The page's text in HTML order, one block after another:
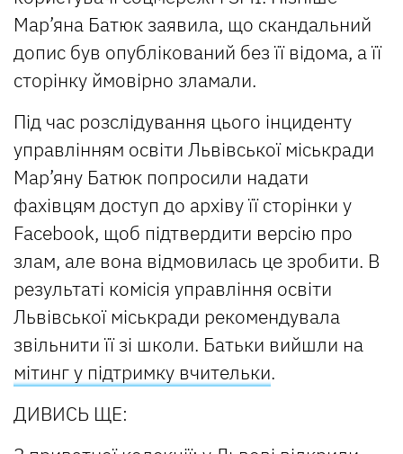
Мар’яна Батюк заявила, що скандальний
допис був опублікований без її відома, а її
сторінку ймовірно зламали.
Під час розслідування цього інциденту
управлінням освіти Львівської міськради
Мар’яну Батюк попросили надати
фахівцям доступ до архіву її сторінки у
Facebook, щоб підтвердити версію про
злам, але вона відмовилась це зробити. В
результаті комісія управління освіти
Львівської міськради рекомендувала
звільнити її зі школи. Батьки вийшли на
мітинг у підтримку вчительки.
ДИВИСЬ ЩЕ: